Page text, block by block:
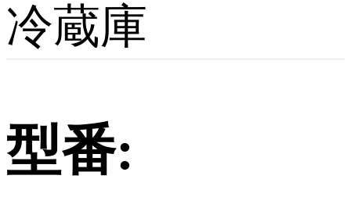
冷蔵庫
型番: